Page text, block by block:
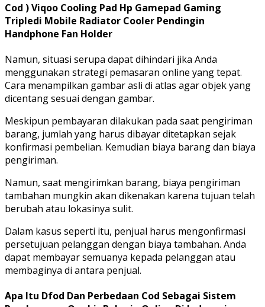
Cod ) Viqoo Cooling Pad Hp Gamepad Gaming
Tripledi Mobile Radiator Cooler Pendingin
Handphone Fan Holder
Namun, situasi serupa dapat dihindari jika Anda
menggunakan strategi pemasaran online yang tepat.
Cara menampilkan gambar asli di atlas agar objek yang
dicentang sesuai dengan gambar.
Meskipun pembayaran dilakukan pada saat pengiriman
barang, jumlah yang harus dibayar ditetapkan sejak
konfirmasi pembelian. Kemudian biaya barang dan biaya
pengiriman.
Namun, saat mengirimkan barang, biaya pengiriman
tambahan mungkin akan dikenakan karena tujuan telah
berubah atau lokasinya sulit.
Dalam kasus seperti itu, penjual harus mengonfirmasi
persetujuan pelanggan dengan biaya tambahan. Anda
dapat membayar semuanya kepada pelanggan atau
membaginya di antara penjual.
Apa Itu Dfod Dan Perbedaan Cod Sebagai Sistem